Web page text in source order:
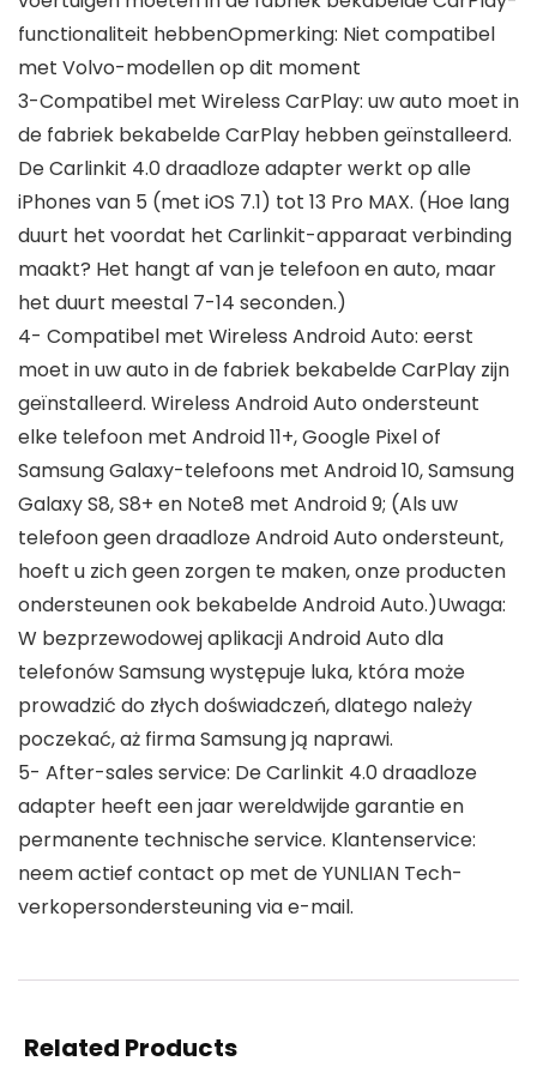
functionaliteit hebbenOpmerking: Niet compatibel
met Volvo-modellen op dit moment
3-Compatibel met Wireless CarPlay: uw auto moet in
de fabriek bekabelde CarPlay hebben geïnstalleerd.
De Carlinkit 4.0 draadloze adapter werkt op alle
iPhones van 5 (met iOS 7.1) tot 13 Pro MAX. (Hoe lang
duurt het voordat het Carlinkit-apparaat verbinding
maakt? Het hangt af van je telefoon en auto, maar
het duurt meestal 7-14 seconden.)
4- Compatibel met Wireless Android Auto: eerst
moet in uw auto in de fabriek bekabelde CarPlay zijn
geïnstalleerd. Wireless Android Auto ondersteunt
elke telefoon met Android 11+, Google Pixel of
Samsung Galaxy-telefoons met Android 10, Samsung
Galaxy S8, S8+ en Note8 met Android 9; (Als uw
telefoon geen draadloze Android Auto ondersteunt,
hoeft u zich geen zorgen te maken, onze producten
ondersteunen ook bekabelde Android Auto.)Uwaga:
W bezprzewodowej aplikacji Android Auto dla
telefonów Samsung występuje luka, która może
prowadzić do złych doświadczeń, dlatego należy
poczekać, aż firma Samsung ją naprawi.
5- After-sales service: De Carlinkit 4.0 draadloze
adapter heeft een jaar wereldwijde garantie en
permanente technische service. Klantenservice:
neem actief contact op met de YUNLIAN Tech-
verkopersondersteuning via e-mail.
Related Products